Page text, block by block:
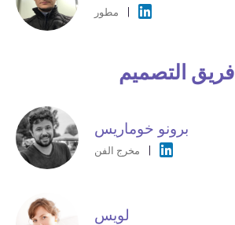
مطور
فريق التصميم
برونو خوماريس
مخرج الفن
لويس